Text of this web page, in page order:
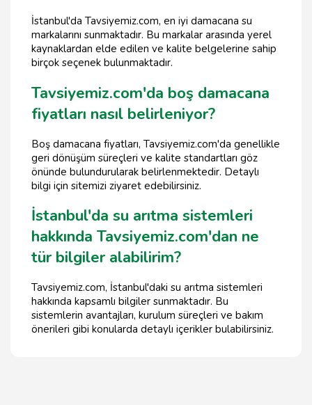
İstanbul'da Tavsiyemiz.com, en iyi damacana su
markalarını sunmaktadır. Bu markalar arasında yerel
kaynaklardan elde edilen ve kalite belgelerine sahip
birçok seçenek bulunmaktadır.
Tavsiyemiz.com'da boş damacana
fiyatları nasıl belirleniyor?
Boş damacana fiyatları, Tavsiyemiz.com'da genellikle
geri dönüşüm süreçleri ve kalite standartları göz
önünde bulundurularak belirlenmektedir. Detaylı
bilgi için sitemizi ziyaret edebilirsiniz.
İstanbul'da su arıtma sistemleri
hakkında Tavsiyemiz.com'dan ne
tür bilgiler alabilirim?
Tavsiyemiz.com, İstanbul'daki su arıtma sistemleri
hakkında kapsamlı bilgiler sunmaktadır. Bu
sistemlerin avantajları, kurulum süreçleri ve bakım
önerileri gibi konularda detaylı içerikler bulabilirsiniz.